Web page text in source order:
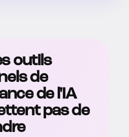
outils
de
de l'IA
pas de